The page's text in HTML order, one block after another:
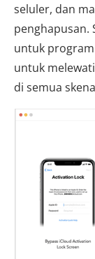
seluler, dan
penghapusan.
untuk
untuk
di semua